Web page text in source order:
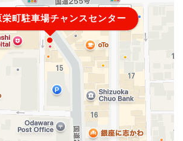
栄町駐車場チャンスセンター